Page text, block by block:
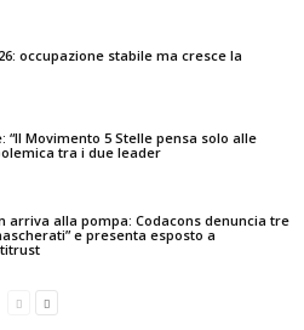
occupazione stabile ma cresce la
“Il Movimento 5 Stelle pensa solo alle
tra i due leader
arriva alla pompa: Codacons denuncia tre
e presenta esposto a